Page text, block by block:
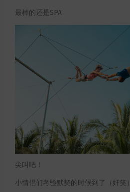
最棒的还是SPA
尖叫吧！
小情侣们考验默契的时候到了（奸笑）